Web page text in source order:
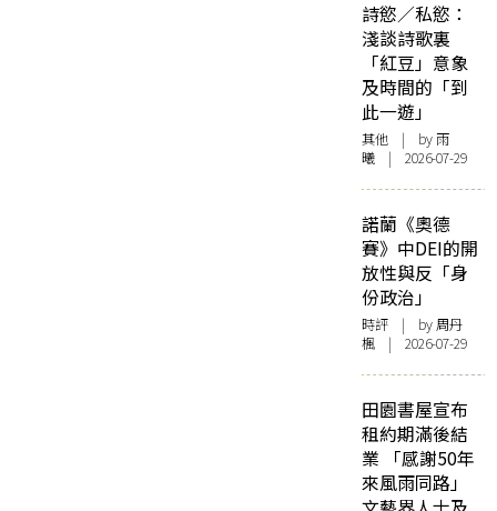
詩慾／私慾：
淺談詩歌裏
「紅豆」意象
及時間的「到
此一遊」
其他 | by 雨
曦 | 2026-07-29
諾蘭《奧德
賽》中DEI的開
放性與反「身
份政治」
時評 | by周丹
楓 | 2026-07-29
田園書屋宣布
租約期滿後結
業 「感謝50年
來風雨同路」